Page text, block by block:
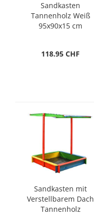
Sandkasten
Tannenholz Weiß
95x90x15 cm
118.95 CHF
Sandkasten mit
Verstellbarem Dach
Tannenholz